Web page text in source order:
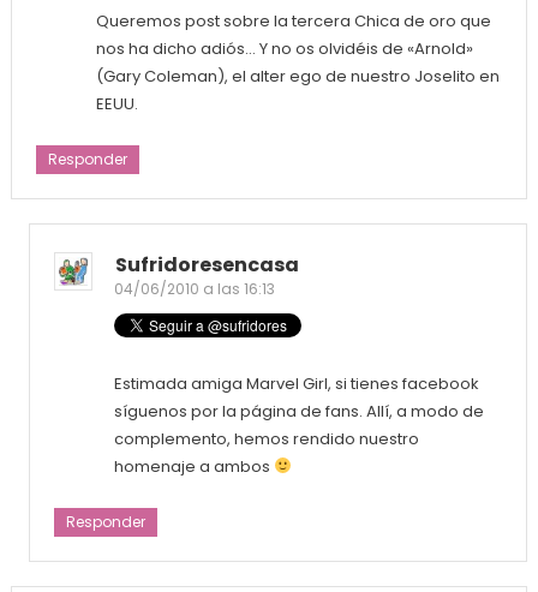
Queremos post sobre la tercera Chica de oro que
nos ha dicho adiós… Y no os olvidéis de «Arnold»
(Gary Coleman), el alter ego de nuestro Joselito en
EEUU.
Responder
Sufridoresencasa
04/06/2010 a las 16:13
Estimada amiga Marvel Girl, si tienes facebook
síguenos por la página de fans. Allí, a modo de
complemento, hemos rendido nuestro
homenaje a ambos
Responder